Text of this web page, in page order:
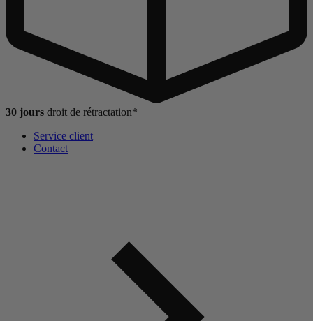
30 jours droit de rétractation*
Service client
Contact